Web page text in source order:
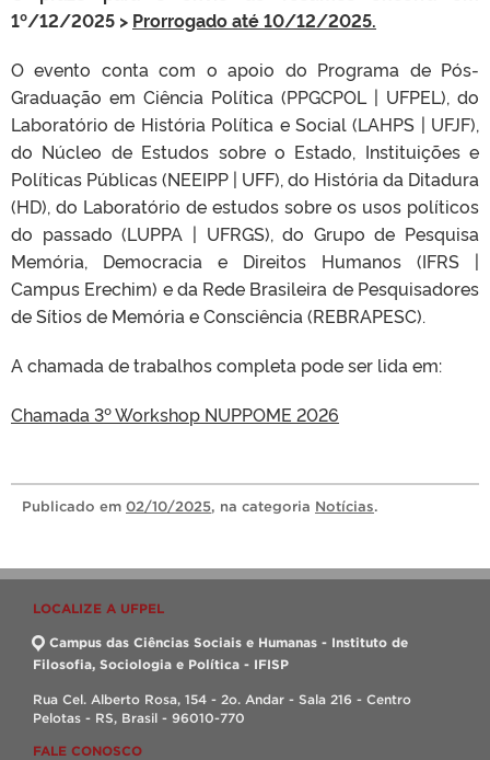
1º/12/2025 > Prorrogado até 10/12/2025.
O evento conta com o apoio do Programa de Pós-
Graduação em Ciência Política (PPGCPOL | UFPEL), do
Laboratório de História Política e Social (LAHPS | UFJF),
do Núcleo de Estudos sobre o Estado, Instituições e
Políticas Públicas (NEEIPP | UFF), do História da Ditadura
(HD), do Laboratório de estudos sobre os usos políticos
do passado (LUPPA | UFRGS), do Grupo de Pesquisa
Memória, Democracia e Direitos Humanos (IFRS |
Campus Erechim) e da Rede Brasileira de Pesquisadores
de Sítios de Memória e Consciência (REBRAPESC).
A chamada de trabalhos completa pode ser lida em:
Chamada 3º Workshop NUPPOME 2026
Publicado em 02/10/2025, na categoria Notícias.
LOCALIZE A UFPEL
Campus das Ciências Sociais e Humanas - Instituto de
Filosofia, Sociologia e Política - IFISP
Rua Cel. Alberto Rosa, 154 - 2o. Andar - Sala 216 - Centro
Pelotas - RS, Brasil - 96010-770
FALE CONOSCO